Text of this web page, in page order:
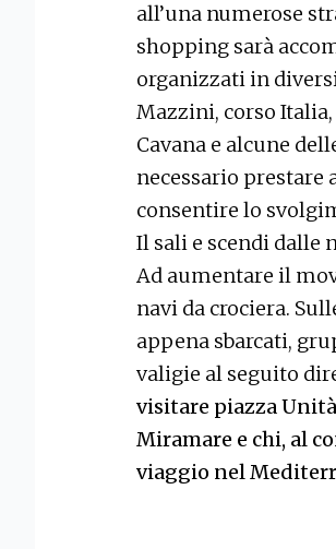
all’una numerose
shopping sarà
organizzati in
Mazzini, corso
Cavana e alcune
necessario
consentire lo
Il sali e scendi dalle
Ad aumentare il
navi da crociera.
appena sbarcati,
valigie al seguito
visitare piazza
Miramare e chi, al
viaggio nel